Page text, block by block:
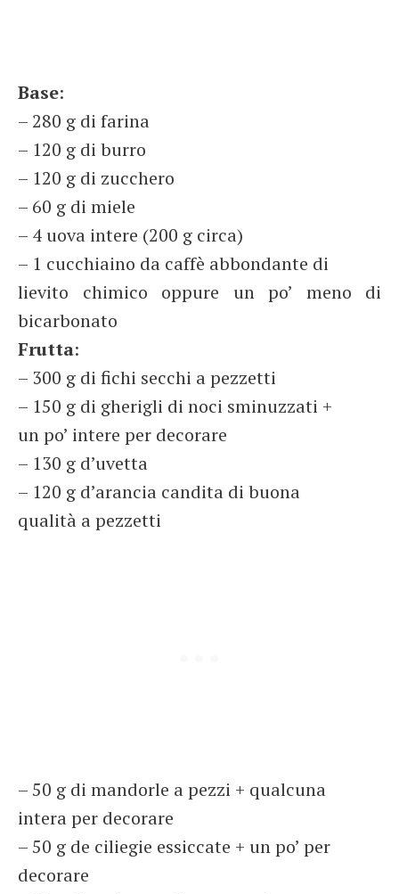
Base:
– 280 g di farina
– 120 g di burro
– 120 g di zucchero
– 60 g di miele
– 4 uova intere (200 g circa)
– 1 cucchiaino da caffè abbondante di
lievito chimico oppure un po’ meno di
bicarbonato
Frutta:
– 300 g di fichi secchi a pezzetti
– 150 g di gherigli di noci sminuzzati +
un po’ intere per decorare
– 130 g d’uvetta
– 120 g d’arancia candita di buona
qualità a pezzetti
– 50 g di mandorle a pezzi + qualcuna
intera per decorare
– 50 g de ciliegie essiccate + un po’ per
decorare